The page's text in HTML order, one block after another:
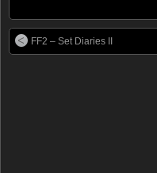
FF2 – Set Diaries II